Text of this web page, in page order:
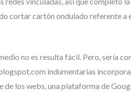
cortar cartón ondulado referente a
no es resulta fácil. Pero, serí­a
indumentarias
los webs, una plataforma de